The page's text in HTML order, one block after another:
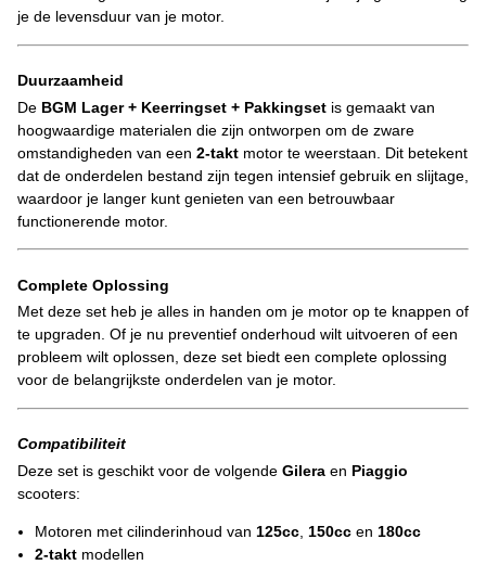
je de levensduur van je motor.
Duurzaamheid
De BGM Lager + Keerringset + Pakkingset is gemaakt van
hoogwaardige materialen die zijn ontworpen om de zware
omstandigheden van een 2-takt motor te weerstaan. Dit betekent
dat de onderdelen bestand zijn tegen intensief gebruik en slijtage,
waardoor je langer kunt genieten van een betrouwbaar
functionerende motor.
Complete Oplossing
Met deze set heb je alles in handen om je motor op te knappen of
te upgraden. Of je nu preventief onderhoud wilt uitvoeren of een
probleem wilt oplossen, deze set biedt een complete oplossing
voor de belangrijkste onderdelen van je motor.
Compatibiliteit
Deze set is geschikt voor de volgende Gilera en Piaggio
scooters:
Motoren met cilinderinhoud van 125cc, 150cc en 180cc
2-takt modellen